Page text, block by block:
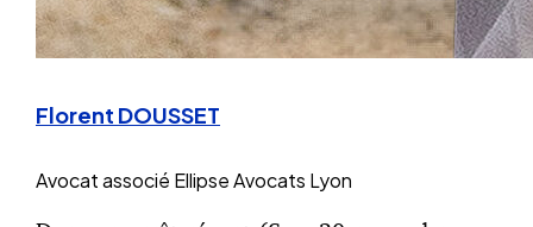
Florent DOUSSET
Avocat associé Ellipse Avocats Lyon